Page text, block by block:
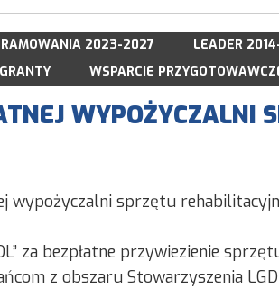
2023-2027
NA LATA 2023-2027
LEADER
DOKUMENTY
NABORY
SPOTKANIA
WSPARCIE
WSPARCIE PRZYGOTOWAWCZE
DO POBRANIA
WYPOŻYCZALNI
sprzętu
za bezpłatne przywiezienie
z obszaru Stowarzyszenia